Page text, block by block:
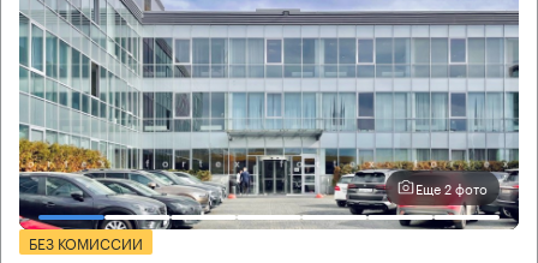
Еще 2 фото
БЕЗ КОМИССИИ